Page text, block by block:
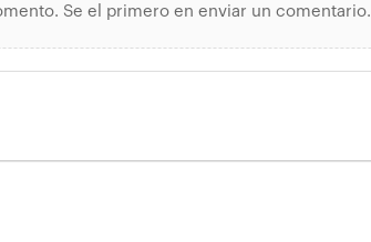
Se el primero en enviar un comentario.